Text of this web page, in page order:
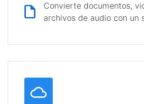
Convierte documentos,
archivos de audio con un